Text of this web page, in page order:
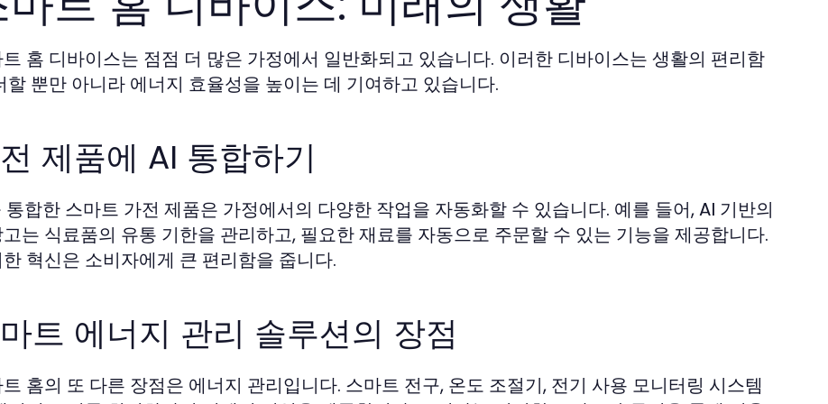
홈 디바이스는 점점 더 많은 가정에서 일반화되고 있습니다. 이러한 디바이스는 생활의 편리함
할 뿐만 아니라 에너지 효율성을 높이는 데 기여하고 있습니다.
제품에 AI 통합하기
통합한 스마트 가전 제품은 가정에서의 다양한 작업을 자동화할 수 있습니다. 예를 들어, AI 기반의
는 식료품의 유통 기한을 관리하고, 필요한 재료를 자동으로 주문할 수 있는 기능을 제공합니다.
혁신은 소비자에게 큰 편리함을 줍니다.
트 에너지 관리 솔루션의 장점
홈의 또 다른 장점은 에너지 관리입니다. 스마트 전구, 온도 조절기, 전기 사용 모니터링 시스템